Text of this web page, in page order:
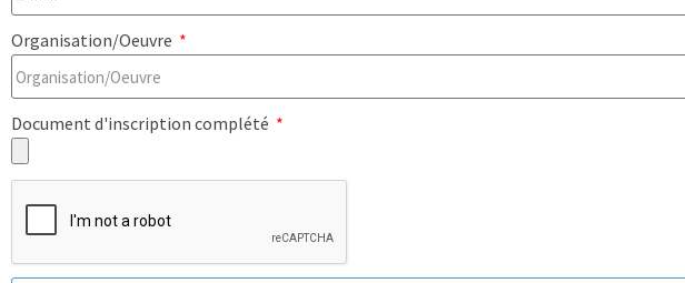
Organisation/Oeuvre
Document d'inscription complété